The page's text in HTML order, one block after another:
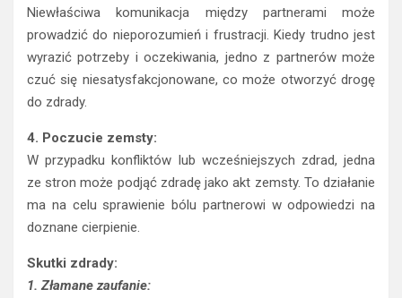
Niewłaściwa komunikacja między partnerami może
prowadzić do nieporozumień i frustracji. Kiedy trudno jest
wyrazić potrzeby i oczekiwania, jedno z partnerów może
czuć się niesatysfakcjonowane, co może otworzyć drogę
do zdrady.
4. Poczucie zemsty:
W przypadku konfliktów lub wcześniejszych zdrad, jedna
ze stron może podjąć zdradę jako akt zemsty. To działanie
ma na celu sprawienie bólu partnerowi w odpowiedzi na
doznane cierpienie.
Skutki zdrady:
1. Złamane zaufanie: